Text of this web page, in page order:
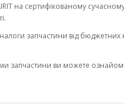
на сертифікованому
запчастини від бюджетних
запчастини ви можете